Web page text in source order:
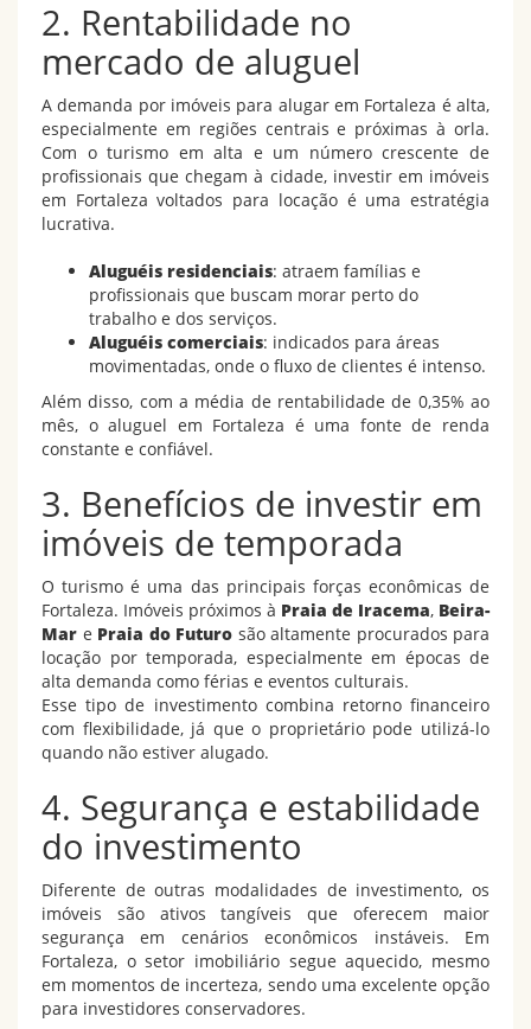
2. Rentabilidade no
mercado de aluguel
A demanda por imóveis para alugar em Fortaleza é alta,
especialmente em regiões centrais e próximas à orla.
Com o turismo em alta e um número crescente de
profissionais que chegam à cidade, investir em imóveis
em Fortaleza voltados para locação é uma estratégia
lucrativa.
Aluguéis residenciais: atraem famílias e
profissionais que buscam morar perto do
trabalho e dos serviços.
Aluguéis comerciais: indicados para áreas
movimentadas, onde o fluxo de clientes é intenso.
Além disso, com a média de rentabilidade de 0,35% ao
mês, o aluguel em Fortaleza é uma fonte de renda
constante e confiável.
3. Benefícios de investir em
imóveis de temporada
O turismo é uma das principais forças econômicas de
Fortaleza. Imóveis próximos à Praia de Iracema, Beira-
Mar e Praia do Futuro são altamente procurados para
locação por temporada, especialmente em épocas de
alta demanda como férias e eventos culturais.
Esse tipo de investimento combina retorno financeiro
com flexibilidade, já que o proprietário pode utilizá-lo
quando não estiver alugado.
4. Segurança e estabilidade
do investimento
Diferente de outras modalidades de investimento, os
imóveis são ativos tangíveis que oferecem maior
segurança em cenários econômicos instáveis. Em
Fortaleza, o setor imobiliário segue aquecido, mesmo
em momentos de incerteza, sendo uma excelente opção
para investidores conservadores.